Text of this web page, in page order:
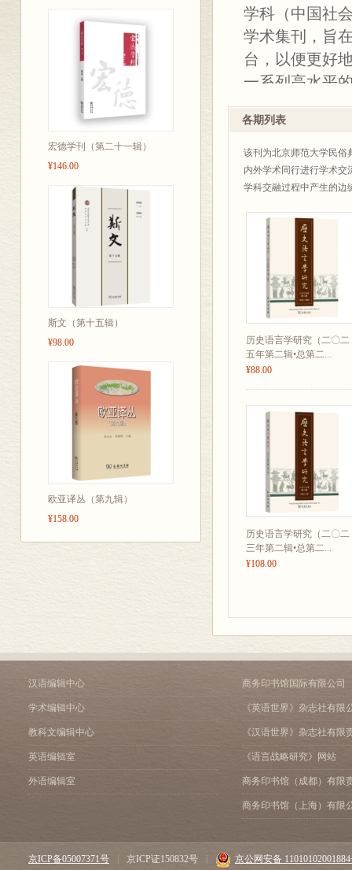
宏德学刊（第二十一辑）
¥146.00
斯文（第十五辑）
¥98.00
欧亚译丛（第九辑）
¥158.00
学科（中国社
学术集刊，旨
台，以便更好
一系列高水平
进一步深入发
地服务学术、
每年两期、简
各期列表
该刊为北京师范大学民俗
内外学术同行进行学术交
学科交融过程中产生的边
历史语言学研究（二〇二
五年第二辑•总第二...
¥88.00
历史语言学研究（二〇二
三年第二辑•总第二...
¥108.00
汉语编辑中心
学术编辑中心
教科文编辑中心
英语编辑室
外语编辑室
商务印书馆国际有限公司
《英语世界》杂志社有限
《汉语世界》杂志社有限
《语言战略研究》网站
商务印书馆（成都）有限
商务印书馆（上海）有限
京ICP备05007371号 京ICP证150832号 京公网安备